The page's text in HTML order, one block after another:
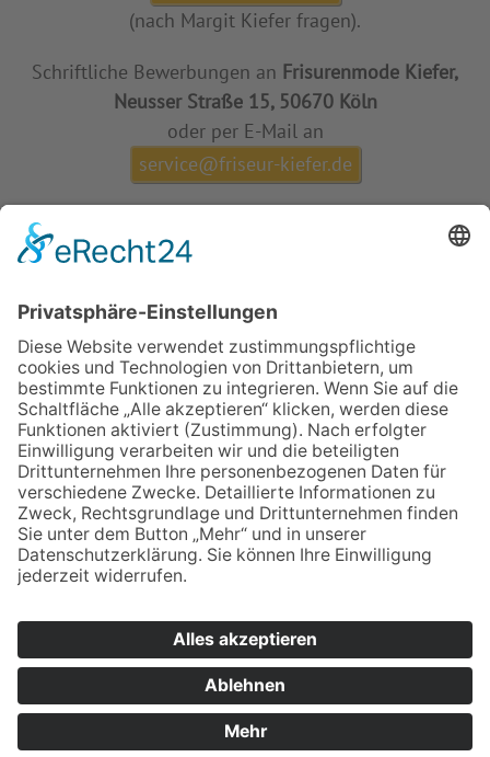
(nach Margit Kiefer fragen).
Schriftliche Bewerbungen an Frisurenmode Kiefer,
Neusser Straße 15, 50670 Köln
oder per E-Mail an
service@friseur-kiefer.de
Impressum Datenschutzerklärung
Copyright: 2023 Margit Kiefer
Neusser Str. 15 - 50670 Köln
+49 (0)221 72 52 85
service@friseur-kiefer.de